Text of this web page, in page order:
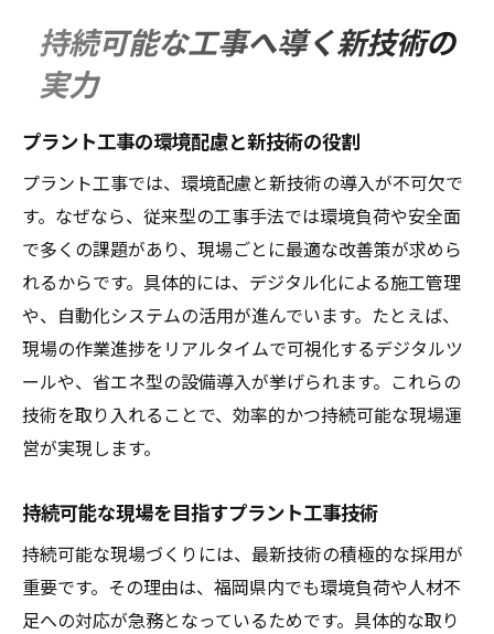
持続可能な工事へ導く新技術の
実力
プラント工事の環境配慮と新技術の役割
プラント工事では、環境配慮と新技術の導入が不可欠で
す。なぜなら、従来型の工事手法では環境負荷や安全面
で多くの課題があり、現場ごとに最適な改善策が求めら
れるからです。具体的には、デジタル化による施工管理
や、自動化システムの活用が進んでいます。たとえば、
現場の作業進捗をリアルタイムで可視化するデジタルツ
ールや、省エネ型の設備導入が挙げられます。これらの
技術を取り入れることで、効率的かつ持続可能な現場運
営が実現します。
持続可能な現場を目指すプラント工事技術
持続可能な現場づくりには、最新技術の積極的な採用が
重要です。その理由は、福岡県内でも環境負荷や人材不
足への対応が急務となっているためです。具体的な取り